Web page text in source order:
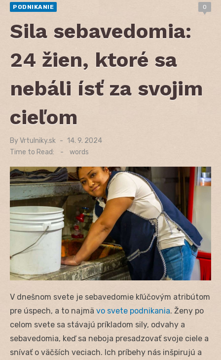
PODNIKANIE 0
Sila sebavedomia:
24 žien, ktoré sa
nebáli ísť za svojim
cieľom
ByVrtulniky.sk
Posted
on
14. 9. 2024
Time to Read:
- words
V dnešnom svete je sebavedomie kľúčovým atribútom
pre úspech, a to najmä vo svete podnikania. Ženy po
celom svete sa stávajú príkladom sily, odvahy a
sebavedomia, keď sa neboja presadzovať svoje ciele a
snívať o väčších veciach. Ich príbehy nás inšpirujú a